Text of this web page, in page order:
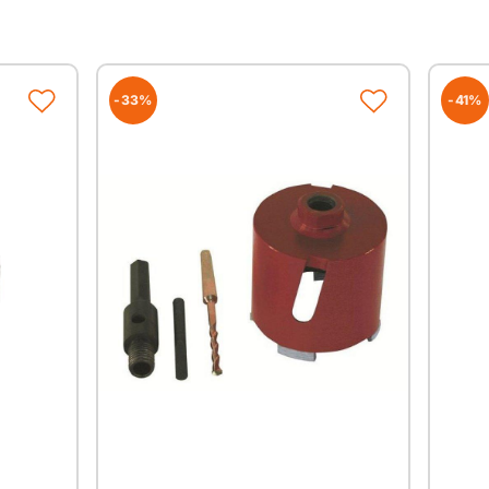
-33% -41%